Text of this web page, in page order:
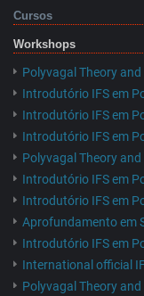
Cursos
Workshops
Polyvagal Theory
Introdutório IFS em
Introdutório IFS em
Introdutório IFS em
Polyvagal Theory
Introdutório IFS em
Introdutório IFS em
Aprofundamento em
Introdutório IFS em
International official
Polyvagal Theory